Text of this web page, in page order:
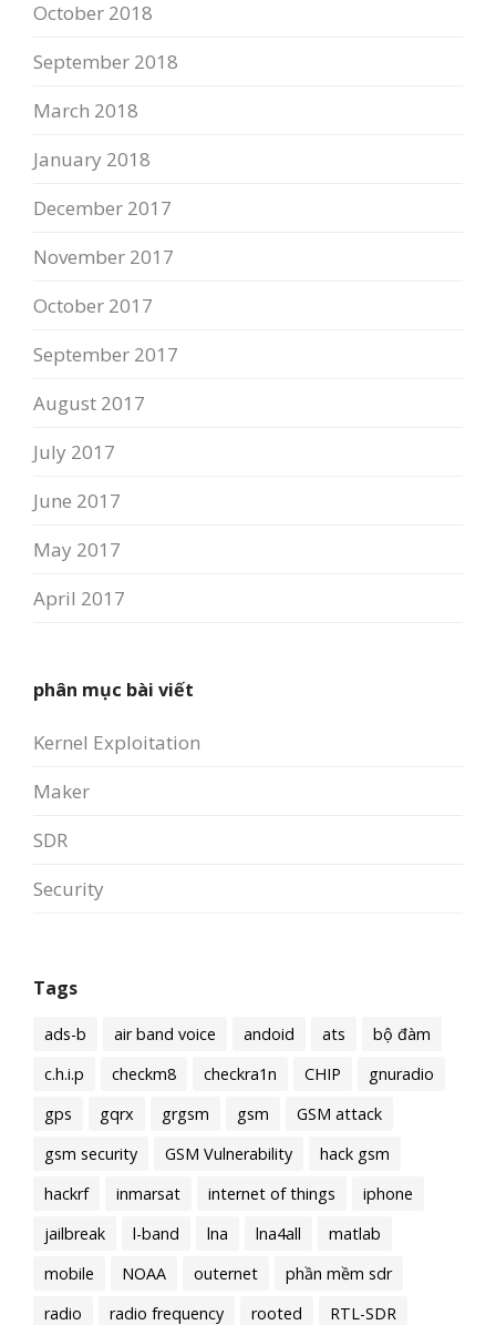
October 2018
September 2018
March 2018
January 2018
December 2017
November 2017
October 2017
September 2017
August 2017
July 2017
June 2017
May 2017
April 2017
phân mục bài viết
Kernel Exploitation
Maker
SDR
Security
Tags
ads-b air band voice andoid ats
bộ đàm
c.h.i.p
checkm8 checkra1n CHIP
gnuradio
gps
gqrx grgsm gsm
GSM attack
gsm security
GSM Vulnerability
hack gsm
hackrf
inmarsat internet of things
iphone
jailbreak
l-band lna lna4all
matlab
mobile
NOAA outernet
phần mềm sdr
radio
radio frequency rooted
RTL-SDR